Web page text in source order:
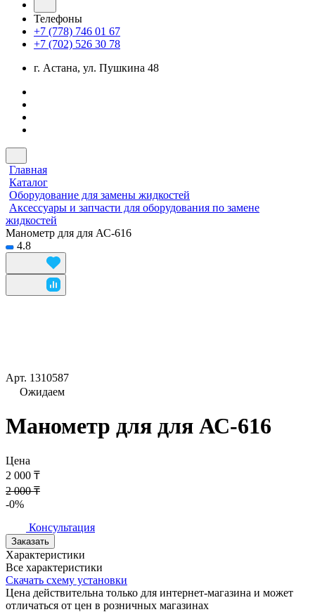
Телефоны
+7 (778) 746 01 67
+7 (702) 526 30 78
г. Астана, ул. Пушкина 48
Главная
Каталог
Оборудование для замены жидкостей
Аксессуары и запчасти для оборудования по замене
жидкостей
Манометр для для АС-616
4.8
Арт. 1310587
Ожидаем
Манометр для для АС-616
Цена
2 000 ₸
2 000 ₸
-0%
Консультация
Заказать
Характеристики
Все характеристики
Скачать схему установки
Цена действительна только для интернет-магазина и может
отличаться от цен в розничных магазинах